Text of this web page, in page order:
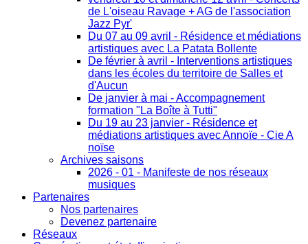
de L'oiseau Ravage + AG de l'association
Jazz Pyr'
Du 07 au 09 avril - Résidence et médiations
artistiques avec La Patata Bollente
De février à avril - Interventions artistiques
dans les écoles du territoire de Salles et
d'Aucun
De janvier à mai - Accompagnement
formation "La Boîte à Tutti"
Du 19 au 23 janvier - Résidence et
médiations artistiques avec Annoïe - Cie A
noïse
Archives saisons
2026 - 01 - Manifeste de nos réseaux
musiques
Partenaires
Nos partenaires
Devenez partenaire
Réseaux